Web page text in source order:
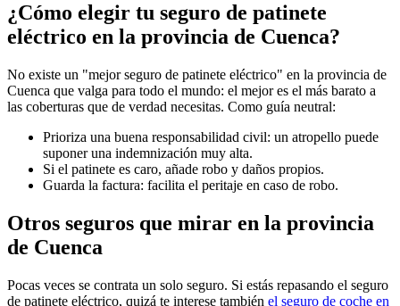
¿Cómo elegir tu seguro de patinete
eléctrico en la provincia de Cuenca?
No existe un "mejor seguro de patinete eléctrico" en la provincia de
Cuenca que valga para todo el mundo: el mejor es el más barato a
las coberturas que de verdad necesitas. Como guía neutral:
Prioriza una buena responsabilidad civil: un atropello puede
suponer una indemnización muy alta.
Si el patinete es caro, añade robo y daños propios.
Guarda la factura: facilita el peritaje en caso de robo.
Otros seguros que mirar en la provincia
de Cuenca
Pocas veces se contrata un solo seguro. Si estás repasando el seguro
de patinete eléctrico, quizá te interese también el seguro de coche en